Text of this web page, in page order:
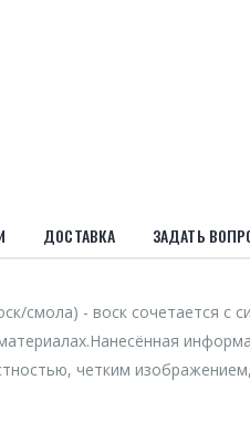
ДОСТАВКА ЗАДАТЬ
смола) - воск сочетается с
четким